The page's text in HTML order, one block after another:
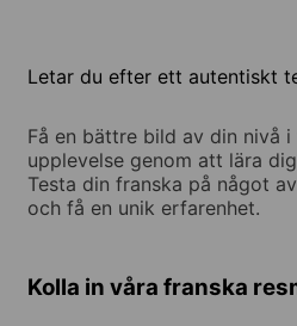
Letar du efter ett autentiskt
Få en bättre bild av din nivå
upplevelse genom att lära
Testa din franska på något
och få en unik erfarenhet.
Kolla in våra franska